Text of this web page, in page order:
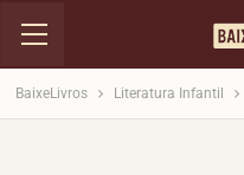
BaixeLivros Literatura Infantil